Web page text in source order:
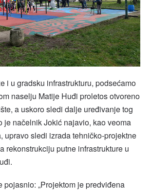
i u gradsku infrastrukturu, podsećamo
naselju Matije Huđi proletos otvoreno
a uskoro sledi dalje uređivanje tog
je načelnik Jokić najavio, kao veoma
upravo sledi izrada tehničko-projektne
rekonstrukciju putne infrastrukture u
pojasnio: „Projektom je predviđena